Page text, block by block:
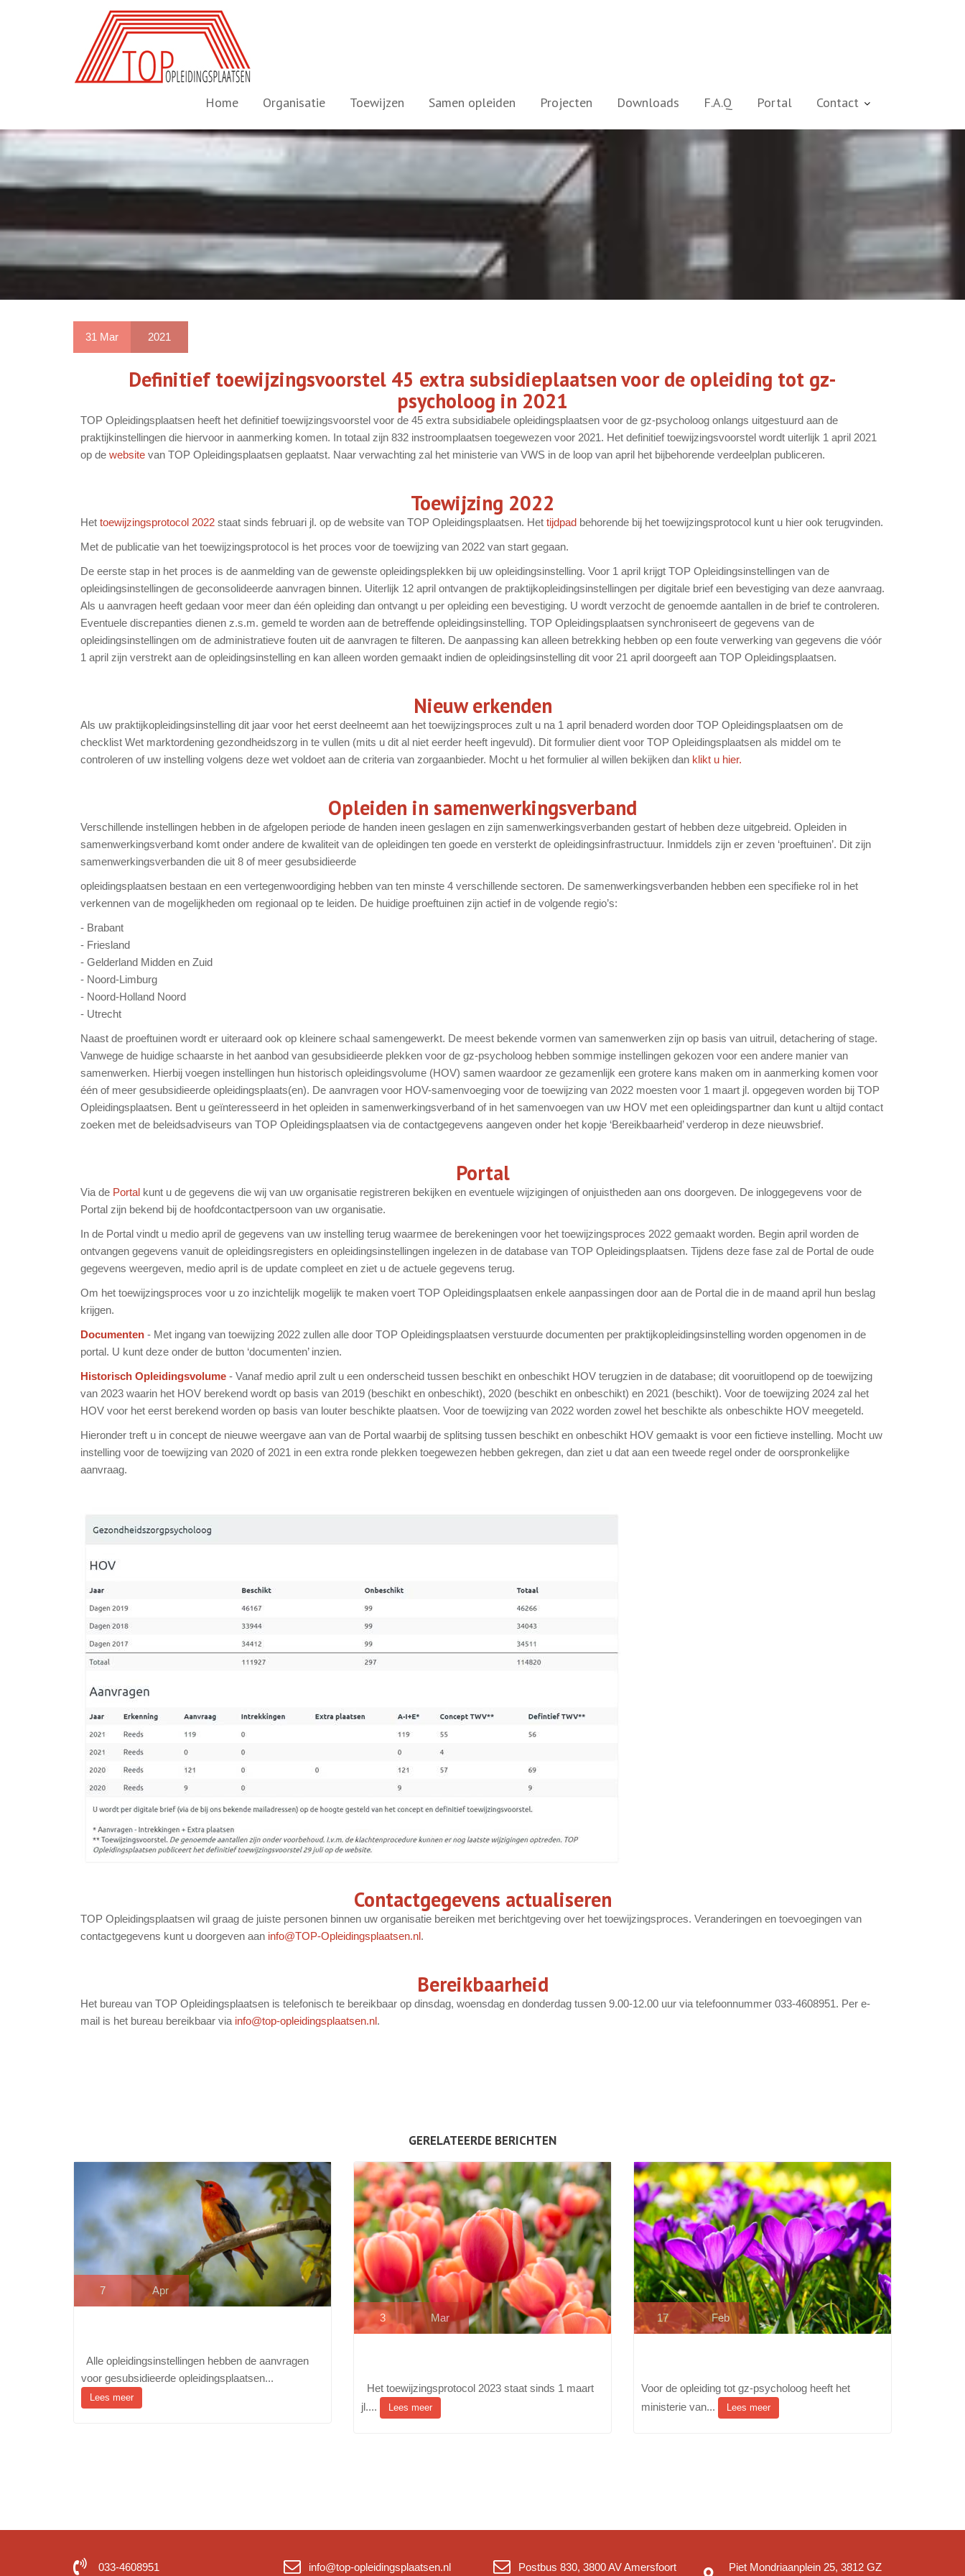
Home Organisatie Toewijzen Samen opleiden Projecten Downloads F.A.Q Portal Contact
31 Mar 2021
Definitief toewijzingsvoorstel 45 extra subsidieplaatsen voor de opleiding tot gz-
psycholoog in 2021
TOP Opleidingsplaatsen heeft het definitief toewijzingsvoorstel voor de 45 extra subsidiabele opleidingsplaatsen voor de gz-psycholoog onlangs uitgestuurd aan de
praktijkinstellingen die hiervoor in aanmerking komen. In totaal zijn 832 instroomplaatsen toegewezen voor 2021. Het definitief toewijzingsvoorstel wordt uiterlijk 1 april 2021
op de website van TOP Opleidingsplaatsen geplaatst. Naar verwachting zal het ministerie van VWS in de loop van april het bijbehorende verdeelplan publiceren.
Toewijzing 2022
Het toewijzingsprotocol 2022 staat sinds februari jl. op de website van TOP Opleidingsplaatsen. Het tijdpad behorende bij het toewijzingsprotocol kunt u hier ook terugvinden.
Met de publicatie van het toewijzingsprotocol is het proces voor de toewijzing van 2022 van start gegaan.
De eerste stap in het proces is de aanmelding van de gewenste opleidingsplekken bij uw opleidingsinstelling. Voor 1 april krijgt TOP Opleidingsinstellingen van de
opleidingsinstellingen de geconsolideerde aanvragen binnen. Uiterlijk 12 april ontvangen de praktijkopleidingsinstellingen per digitale brief een bevestiging van deze aanvraag.
Als u aanvragen heeft gedaan voor meer dan één opleiding dan ontvangt u per opleiding een bevestiging. U wordt verzocht de genoemde aantallen in de brief te controleren.
Eventuele discrepanties dienen z.s.m. gemeld te worden aan de betreffende opleidingsinstelling. TOP Opleidingsplaatsen synchroniseert de gegevens van de
opleidingsinstellingen om de administratieve fouten uit de aanvragen te filteren. De aanpassing kan alleen betrekking hebben op een foute verwerking van gegevens die vóór
1 april zijn verstrekt aan de opleidingsinstelling en kan alleen worden gemaakt indien de opleidingsinstelling dit voor 21 april doorgeeft aan TOP Opleidingsplaatsen.
Nieuw erkenden
Als uw praktijkopleidingsinstelling dit jaar voor het eerst deelneemt aan het toewijzingsproces zult u na 1 april benaderd worden door TOP Opleidingsplaatsen om de
checklist Wet marktordening gezondheidszorg in te vullen (mits u dit al niet eerder heeft ingevuld). Dit formulier dient voor TOP Opleidingsplaatsen als middel om te
controleren of uw instelling volgens deze wet voldoet aan de criteria van zorgaanbieder. Mocht u het formulier al willen bekijken dan klikt u hier.
Opleiden in samenwerkingsverband
Verschillende instellingen hebben in de afgelopen periode de handen ineen geslagen en zijn samenwerkingsverbanden gestart of hebben deze uitgebreid. Opleiden in
samenwerkingsverband komt onder andere de kwaliteit van de opleidingen ten goede en versterkt de opleidingsinfrastructuur. Inmiddels zijn er zeven ‘proeftuinen’. Dit zijn
samenwerkingsverbanden die uit 8 of meer gesubsidieerde
opleidingsplaatsen bestaan en een vertegenwoordiging hebben van ten minste 4 verschillende sectoren. De samenwerkingsverbanden hebben een specifieke rol in het
verkennen van de mogelijkheden om regionaal op te leiden. De huidige proeftuinen zijn actief in de volgende regio’s:
- Brabant
- Friesland
- Gelderland Midden en Zuid
- Noord-Limburg
- Noord-Holland Noord
- Utrecht
Naast de proeftuinen wordt er uiteraard ook op kleinere schaal samengewerkt. De meest bekende vormen van samenwerken zijn op basis van uitruil, detachering of stage.
Vanwege de huidige schaarste in het aanbod van gesubsidieerde plekken voor de gz-psycholoog hebben sommige instellingen gekozen voor een andere manier van
samenwerken. Hierbij voegen instellingen hun historisch opleidingsvolume (HOV) samen waardoor ze gezamenlijk een grotere kans maken om in aanmerking komen voor
één of meer gesubsidieerde opleidingsplaats(en). De aanvragen voor HOV-samenvoeging voor de toewijzing van 2022 moesten voor 1 maart jl. opgegeven worden bij TOP
Opleidingsplaatsen. Bent u geïnteresseerd in het opleiden in samenwerkingsverband of in het samenvoegen van uw HOV met een opleidingspartner dan kunt u altijd contact
zoeken met de beleidsadviseurs van TOP Opleidingsplaatsen via de contactgegevens aangeven onder het kopje ‘Bereikbaarheid’ verderop in deze nieuwsbrief.
Portal
Via de Portal kunt u de gegevens die wij van uw organisatie registreren bekijken en eventuele wijzigingen of onjuistheden aan ons doorgeven. De inloggegevens voor de
Portal zijn bekend bij de hoofdcontactpersoon van uw organisatie.
In de Portal vindt u medio april de gegevens van uw instelling terug waarmee de berekeningen voor het toewijzingsproces 2022 gemaakt worden. Begin april worden de
ontvangen gegevens vanuit de opleidingsregisters en opleidingsinstellingen ingelezen in de database van TOP Opleidingsplaatsen. Tijdens deze fase zal de Portal de oude
gegevens weergeven, medio april is de update compleet en ziet u de actuele gegevens terug.
Om het toewijzingsproces voor u zo inzichtelijk mogelijk te maken voert TOP Opleidingsplaatsen enkele aanpassingen door aan de Portal die in de maand april hun beslag
krijgen.
Documenten - Met ingang van toewijzing 2022 zullen alle door TOP Opleidingsplaatsen verstuurde documenten per praktijkopleidingsinstelling worden opgenomen in de
portal. U kunt deze onder de button ‘documenten’ inzien.
Historisch Opleidingsvolume - Vanaf medio april zult u een onderscheid tussen beschikt en onbeschikt HOV terugzien in de database; dit vooruitlopend op de toewijzing
van 2023 waarin het HOV berekend wordt op basis van 2019 (beschikt en onbeschikt), 2020 (beschikt en onbeschikt) en 2021 (beschikt). Voor de toewijzing 2024 zal het
HOV voor het eerst berekend worden op basis van louter beschikte plaatsen. Voor de toewijzing van 2022 worden zowel het beschikte als onbeschikte HOV meegeteld.
Hieronder treft u in concept de nieuwe weergave aan van de Portal waarbij de splitsing tussen beschikt en onbeschikt HOV gemaakt is voor een fictieve instelling. Mocht uw
instelling voor de toewijzing van 2020 of 2021 in een extra ronde plekken toegewezen hebben gekregen, dan ziet u dat aan een tweede regel onder de oorspronkelijke
aanvraag.
Contactgegevens actualiseren
TOP Opleidingsplaatsen wil graag de juiste personen binnen uw organisatie bereiken met berichtgeving over het toewijzingsproces. Veranderingen en toevoegingen van
contactgegevens kunt u doorgeven aan info@TOP-Opleidingsplaatsen.nl.
Bereikbaarheid
Het bureau van TOP Opleidingsplaatsen is telefonisch te bereikbaar op dinsdag, woensdag en donderdag tussen 9.00-12.00 uur via telefoonnummer 033-4608951. Per e-
mail is het bureau bereikbaar via info@top-opleidingsplaatsen.nl.
GERELATEERDE BERICHTEN
7 Apr
Alle opleidingsinstellingen hebben de aanvragen
voor gesubsidieerde opleidingsplaatsen...
Lees meer
3 Mar
Het toewijzingsprotocol 2023 staat sinds 1 maart
jl....
Lees meer
17 Feb
Voor de opleiding tot gz-psycholoog heeft het
ministerie van...
Lees meer
033-4608951 info@top-opleidingsplaatsen.nl Postbus 830, 3800 AV Amersfoort Piet Mondriaanplein 25, 3812 GZ